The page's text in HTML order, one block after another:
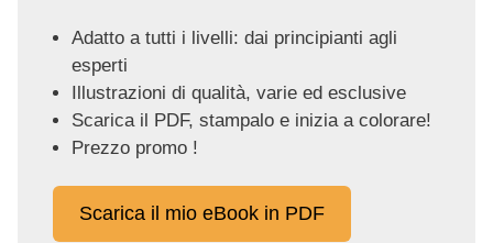
Adatto a tutti i livelli: dai principianti agli
esperti
Illustrazioni di qualità, varie ed esclusive
Scarica il PDF, stampalo e inizia a colorare!
Prezzo promo !
Scarica il mio eBook in PDF